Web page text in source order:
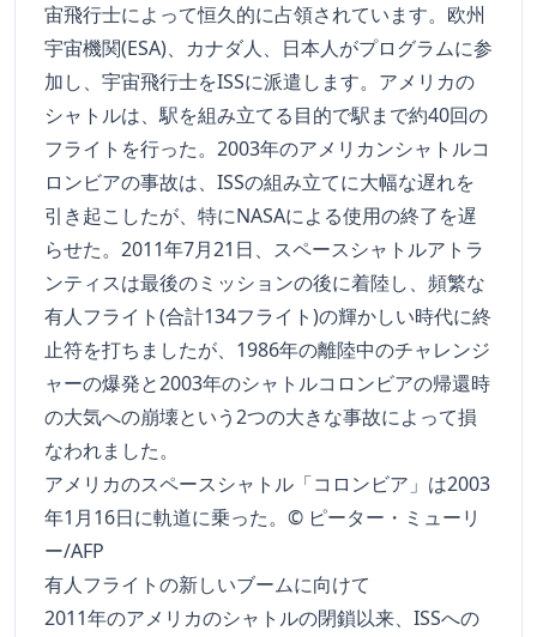
宙飛行士によって恒久的に占領されています。欧州
宇宙機関(ESA)、カナダ人、日本人がプログラムに参
加し、宇宙飛行士をISSに派遣します。アメリカの
シャトルは、駅を組み立てる目的で駅まで約40回の
フライトを行った。2003年のアメリカンシャトルコ
ロンビアの事故は、ISSの組み立てに大幅な遅れを
引き起こしたが、特にNASAによる使用の終了を遅
らせた。2011年7月21日、スペースシャトルアトラ
ンティスは最後のミッションの後に着陸し、頻繁な
有人フライト(合計134フライト)の輝かしい時代に終
止符を打ちましたが、1986年の離陸中のチャレンジ
ャーの爆発と2003年のシャトルコロンビアの帰還時
の大気への崩壊という2つの大きな事故によって損
なわれました。
アメリカのスペースシャトル「コロンビア」は2003
年1月16日に軌道に乗った。© ピーター・ミューリ
ー/AFP
有人フライトの新しいブームに向けて
2011年のアメリカのシャトルの閉鎖以来、ISSへの